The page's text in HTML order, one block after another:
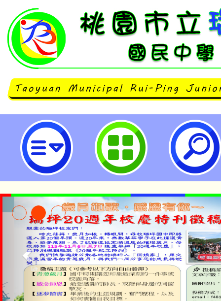
清華大學114年度「高級中等以下
修專長增能學分班」招生簡章-桃
淨零綠生活教案入校路